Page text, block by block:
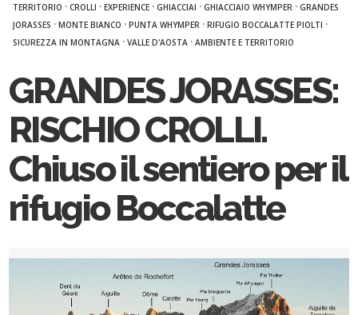
TERRITORIO ·CROLLI ·EXPERIENCE ·GHIACCIAI ·GHIACCIAIO WHYMPER ·GRANDES
JORASSES ·MONTE BIANCO ·PUNTA WHYMPER ·RIFUGIO BOCCALATTE PIOLTI ·
SICUREZZA IN MONTAGNA ·VALLE D'AOSTA ·AMBIENTE E TERRITORIO
GRANDES JORASSES:
RISCHIO CROLLI.
Chiuso il sentiero per il
rifugio Boccalatte